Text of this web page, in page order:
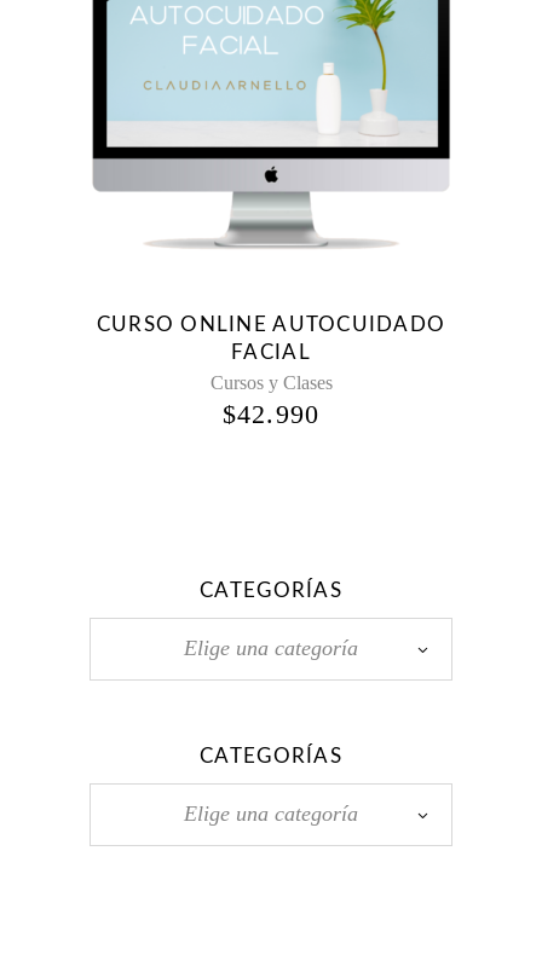
CURSO ONLINE AUTOCUIDADO
FACIAL
Cursos y Clases
$42.990
CATEGORÍAS
Elige una categoría
CATEGORÍAS
Elige una categoría